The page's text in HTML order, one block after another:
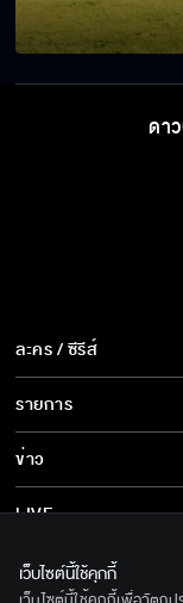
ดา
ละคร / ซีรีส์
ละคร/ซีรีส์
ซีรีส์นานาชาติ
การ์ตูน & เกม
รายการ
รายการทั้งหมด
ข่าว
ข่าวทั้งหมด
ข่าวประชาสัมพันธ์
LIVE
เกี่ยวกับเรา
เว็บไซต์นี้ใช้คุกกี้